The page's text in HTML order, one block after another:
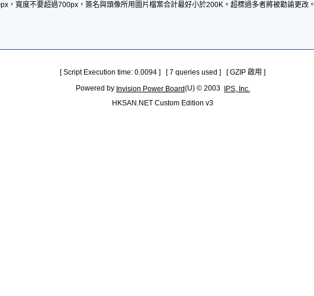
，寬度不要超過700px，簽名與頭像所用圖片檔案合計最好小於200K。超標過多者將被勸諭更改。
[ Script Execution time: 0.0094 ] [ 7 queries used ] [ GZIP 啟用 ]
Powered by Invision Power Board(U) © 2003
IPS, Inc.
HKSAN.NET Custom Edition v3